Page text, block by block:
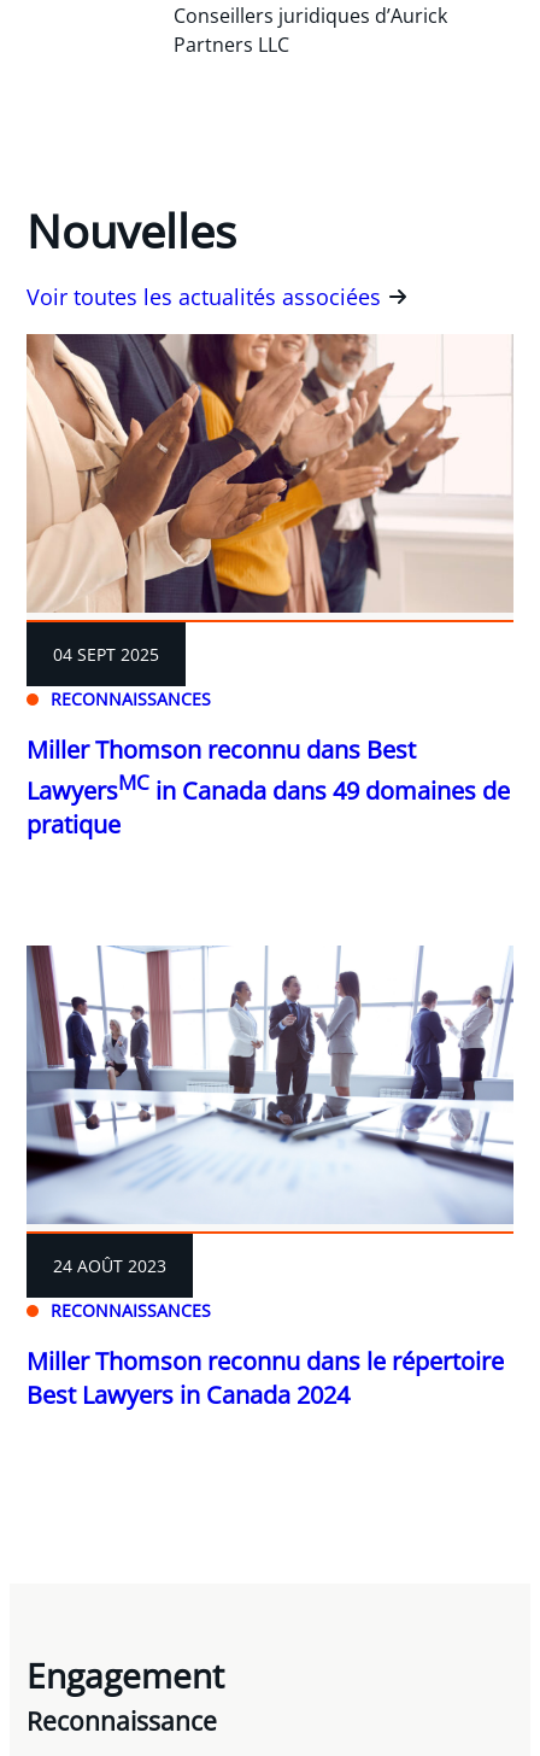
Conseillers juridiques d’Aurick
Partners LLC
Nouvelles
Voir toutes les actualités associées
RECONNAISSANCES
04 SEPT 2025
Miller Thomson reconnu dans Best
LawyersMC in Canada dans 49 domaines de
pratique
RECONNAISSANCES
24 AOÛT 2023
Miller Thomson reconnu dans le répertoire
Best Lawyers in Canada 2024
Engagement
Reconnaissance